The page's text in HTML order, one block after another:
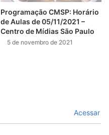
Programação CMSP: Horário
de Aulas de 05/11/2021 –
Centro de Mídias São Paulo
5 de novembro de 2021
Acessar